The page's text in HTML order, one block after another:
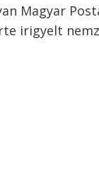
Magyar
irigyelt